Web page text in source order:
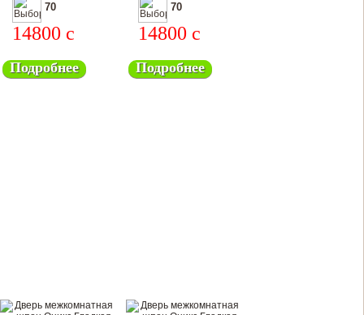
70
14800 c
Подробнее
70
14800 c
Подробнее